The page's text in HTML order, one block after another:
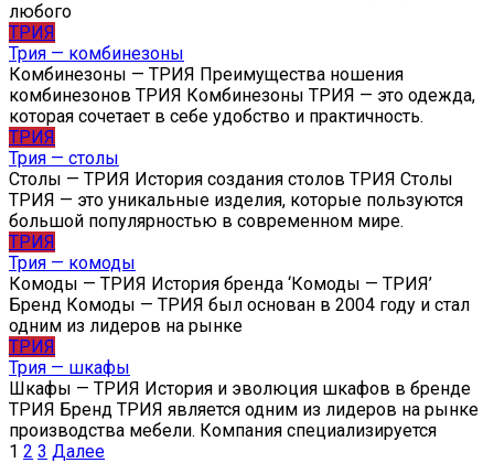
любого
ТРИЯ
Трия — комбинезоны
Комбинезоны — ТРИЯ Преимущества ношения
комбинезонов ТРИЯ Комбинезоны ТРИЯ — это одежда,
которая сочетает в себе удобство и практичность.
ТРИЯ
Трия — столы
Столы — ТРИЯ История создания столов ТРИЯ Столы
ТРИЯ — это уникальные изделия, которые пользуются
большой популярностью в современном мире.
ТРИЯ
Трия — комоды
Комоды — ТРИЯ История бренда ‘Комоды — ТРИЯ’
Бренд Комоды — ТРИЯ был основан в 2004 году и стал
одним из лидеров на рынке
ТРИЯ
Трия — шкафы
Шкафы — ТРИЯ История и эволюция шкафов в бренде
ТРИЯ Бренд ТРИЯ является одним из лидеров на рынке
производства мебели. Компания специализируется
Пагинация
1 2 3 Далее